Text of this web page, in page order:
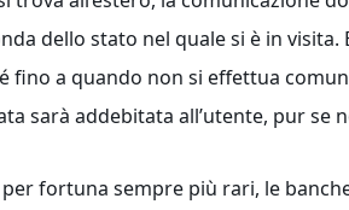
dello stato nel quale si è in
fino a quando non si effettua
sarà addebitata all’utente, pur se
fortuna sempre più rari, le